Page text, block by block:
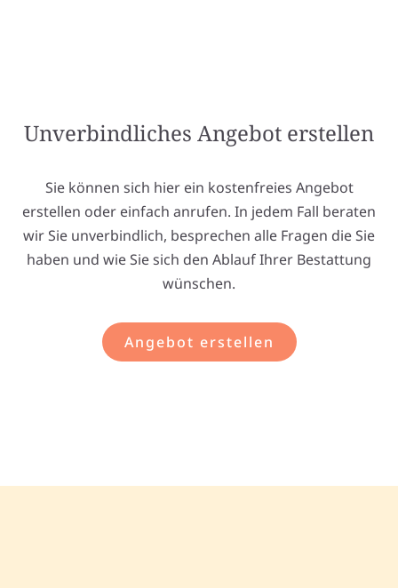
Unverbindliches Angebot erstellen
Sie können sich hier ein kostenfreies Angebot
erstellen oder einfach anrufen. In jedem Fall beraten
wir Sie unverbindlich, besprechen alle Fragen die Sie
haben und wie Sie sich den Ablauf Ihrer Bestattung
wünschen.
Angebot erstellen